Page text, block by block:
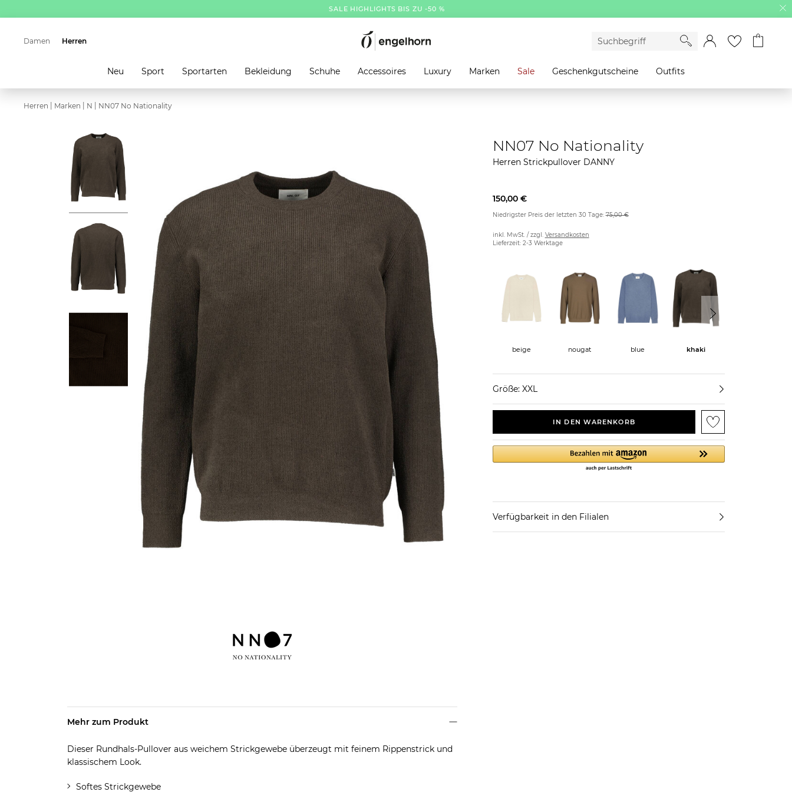
SALE HIGHLIGHTS BIS ZU -50 %
Damen Herren
Neu Sport Sportarten Bekleidung Schuhe Accessoires Luxury Marken Sale Geschenkgutscheine Outfits
Herren Marken N NN07 No Nationality
NN07 No Nationality
Herren Strickpullover DANNY
150,00 €
Niedrigster Preis der letzten 30 Tage:75,00 €
inkl. MwSt. / zzgl. Versandkosten
Lieferzeit: 2-3 Werktage
beige nougat blue khaki
Größe: XXL
IN DEN WARENKORB
Verfügbarkeit in den Filialen
Mehr zum Produkt
Dieser Rundhals-Pullover aus weichem Strickgewebe überzeugt mit feinem Rippenstrick und
klassischem Look.
Softes Strickgewebe